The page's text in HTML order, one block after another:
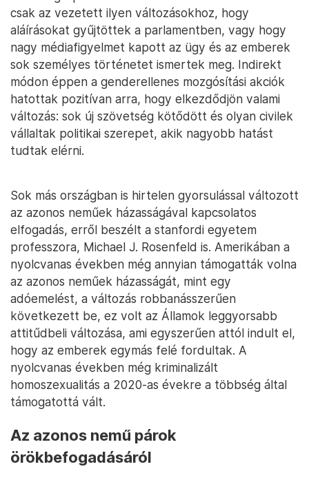
csak az vezetett ilyen változásokhoz, hogy
aláírásokat gyűjtöttek a parlamentben, vagy hogy
nagy médiafigyelmet kapott az ügy és az emberek
sok személyes történetet ismertek meg. Indirekt
módon éppen a genderellenes mozgósítási akciók
hatottak pozitívan arra, hogy elkezdődjön valami
változás: sok új szövetség kötődött és olyan civilek
vállaltak politikai szerepet, akik nagyobb hatást
tudtak elérni.
Sok más országban is hirtelen gyorsulással változott
az azonos neműek házasságával kapcsolatos
elfogadás, erről beszélt a stanfordi egyetem
professzora, Michael J. Rosenfeld is. Amerikában a
nyolcvanas években még annyian támogatták volna
az azonos neműek házasságát, mint egy
adóemelést, a változás robbanásszerűen
következett be, ez volt az Államok leggyorsabb
attitűdbeli változása, ami egyszerűen attól indult el,
hogy az emberek egymás felé fordultak. A
nyolcvanas években még kriminalizált
homoszexualitás a 2020-as évekre a többség által
támogatottá vált.
Az azonos nemű párok
örökbefogadásáról